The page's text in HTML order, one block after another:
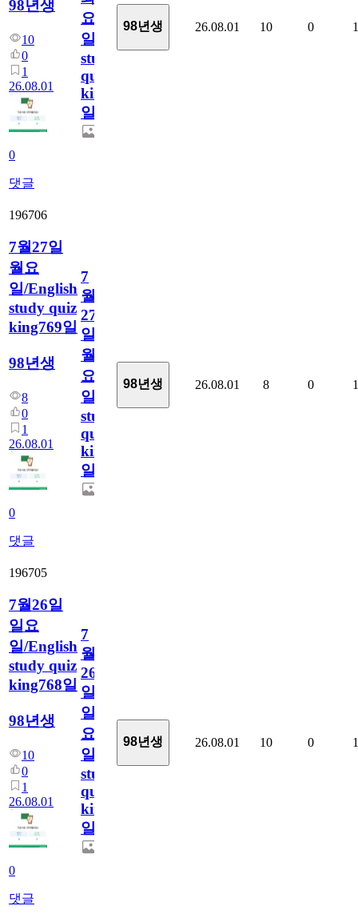
98년생
10
0
1
26.08.01
0
댓글
요
일/English
study
quiz
king770
일
98년생 26.08.01 10 0 1
196706
7월27일
월요
일/English
study quiz
king769일
98년생
8
0
1
26.08.01
0
댓글
7
월
27
일
월
요
일/English
study
quiz
king769
일
98년생 26.08.01 8 0 1
196705
7월26일
일요
일/English
study quiz
king768일
98년생
10
0
1
26.08.01
0
댓글
7
월
26
일
일
요
일/English
study
quiz
king768
일
98년생 26.08.01 10 0 1